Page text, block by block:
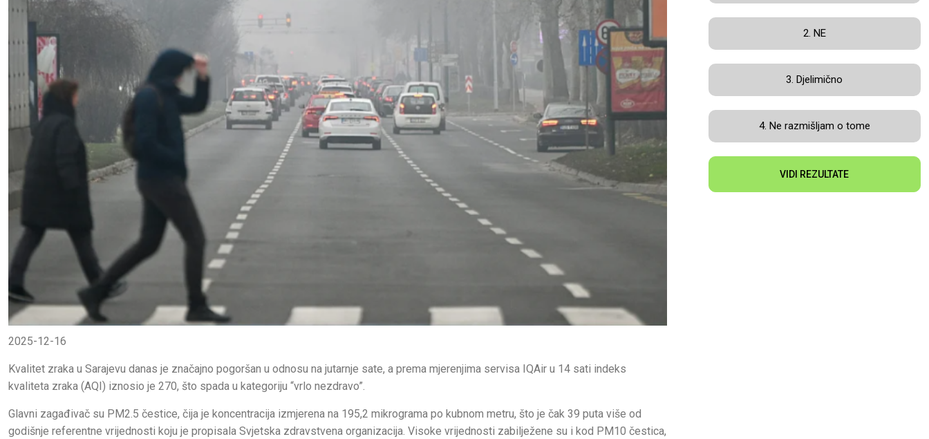
2025-12-16
Kvalitet zraka u Sarajevu danas je značajno pogoršan u odnosu na jutarnje sate, a prema mjerenjima servisa IQAir u 14 sati indeks
kvaliteta zraka (AQI) iznosio je 270, što spada u kategoriju “vrlo nezdravo”.
Glavni zagađivač su PM2.5 čestice, čija je koncentracija izmjerena na 195,2 mikrograma po kubnom metru, što je čak 39 puta više od
godišnje referentne vrijednosti koju je propisala Svjetska zdravstvena organizacija. Visoke vrijednosti zabilježene su i kod PM10 čestica,
2. NE
3. Djelimično
4. Ne razmišljam o tome
VIDI REZULTATE